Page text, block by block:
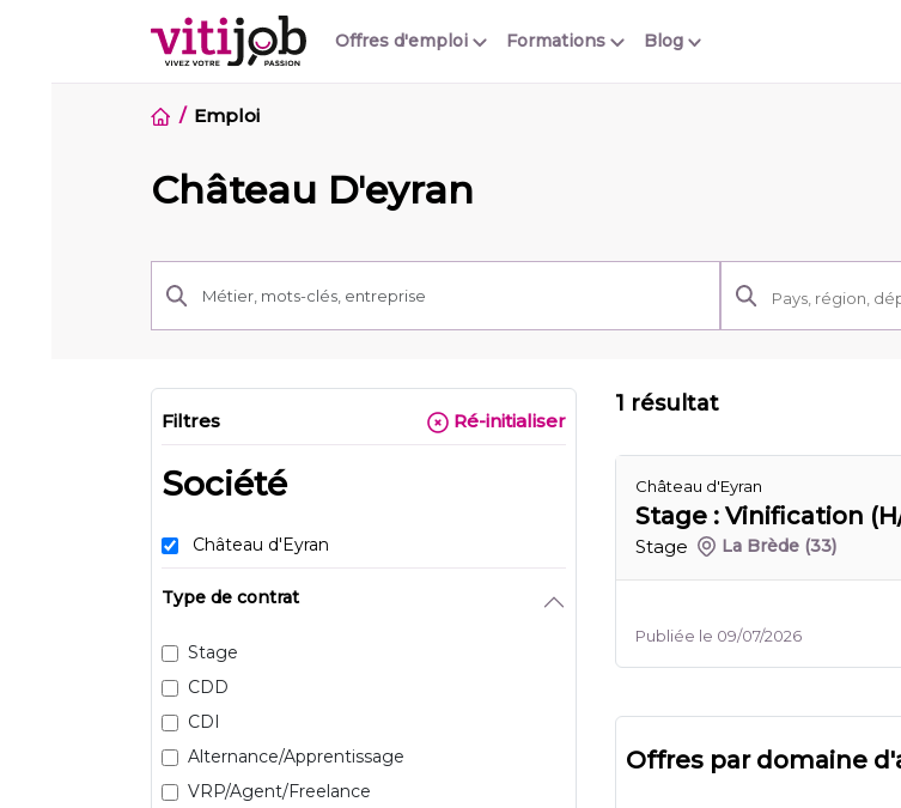
Offres d'emploi Blog
Formations
Emploi
Château D'eyran
Filtres Ré-initialiser
Société
Château d'Eyran
Type de contrat
Stage
CDD
CDI
Alternance/Apprentissage
VRP/Agent/Freelance
1 résultat
Château d'Eyran
Stage : Vinification
Stage La Brède (33)
Publiée le 09/07/2026
Offres par domaine